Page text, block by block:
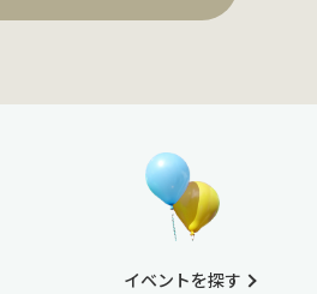
イベントを探す